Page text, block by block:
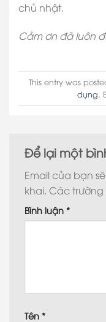
chủ nhật.
Cảm ơn đã luôn
This entry was
dụng.
Để lại một
Email của bạn
khai. Các
Bình luận *
Tên *